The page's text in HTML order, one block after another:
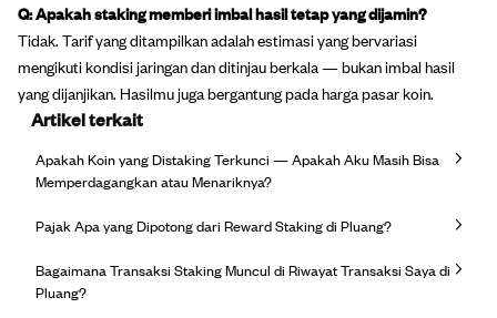
Q: Apakah staking memberi imbal hasil tetap yang dijamin?
Tidak. Tarif yang ditampilkan adalah estimasi yang bervariasi
mengikuti kondisi jaringan dan ditinjau berkala — bukan imbal hasil
yang dijanjikan. Hasilmu juga bergantung pada harga pasar koin.
Artikel terkait
Apakah Koin yang Distaking Terkunci — Apakah Aku Masih Bisa
Memperdagangkan atau Menariknya?
Pajak Apa yang Dipotong dari Reward Staking di Pluang?
Bagaimana Transaksi Staking Muncul di Riwayat Transaksi Saya di
Pluang?